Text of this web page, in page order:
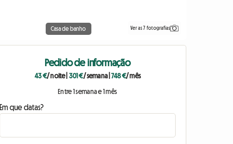
Casa de banho Ver as 7 fotografias
Pedido de informação
43 €/ noite| 301 €/ semana|748 €/ mês
Entre 1 semana e 1 mês
Em que datas?